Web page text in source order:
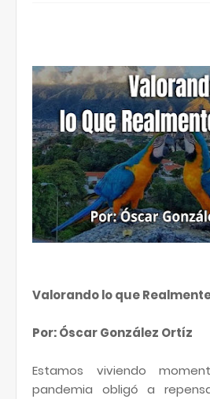
Valorando lo que
Por: Óscar González Ortíz
Estamos viviendo
pandemia obligó a